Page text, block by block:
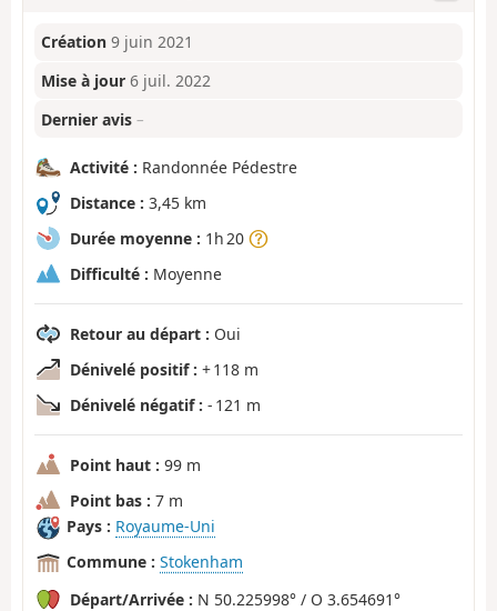
Création 9 juin 2021
Mise à jour 6 juil. 2022
Dernier avis –
Activité : Randonnée Pédestre
Distance : 3,45 km
Durée moyenne : 1h 20
Difficulté : Moyenne
Retour au départ : Oui
Dénivelé positif : + 118 m
Dénivelé négatif : - 121 m
Point haut : 99 m
Point bas : 7 m
Pays : Royaume-Uni
Commune : Stokenham
Départ/Arrivée : N 50.225998° / O 3.654691°